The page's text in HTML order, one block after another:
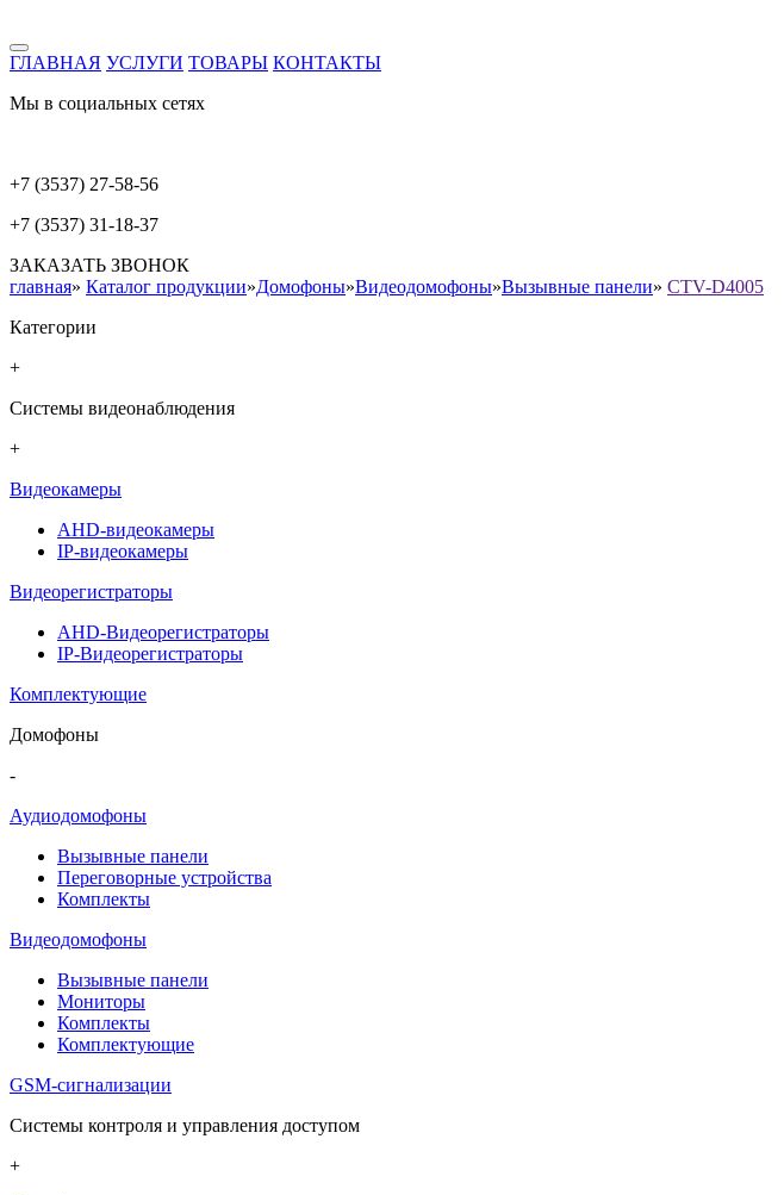
ГЛАВНАЯ УСЛУГИ ТОВАРЫ КОНТАКТЫ
Мы в социальных сетях
+7 (3537) 27-58-56
+7 (3537) 31-18-37
ЗАКАЗАТЬ ЗВОНОК
главная» Каталог продукции»Домофоны»Видеодомофоны»Вызывные панели» CTV-D4005
Категории
+
Системы видеонаблюдения
+
Видеокамеры
AHD-видеокамеры
IP-видеокамеры
Видеорегистраторы
AHD-Видеорегистраторы
IP-Видеорегистраторы
Комплектующие
Домофоны
-
Аудиодомофоны
Вызывные панели
Переговорные устройства
Комплекты
Видеодомофоны
Вызывные панели
Мониторы
Комплекты
Комплектующие
GSM-сигнализации
Системы контроля и управления доступом
+